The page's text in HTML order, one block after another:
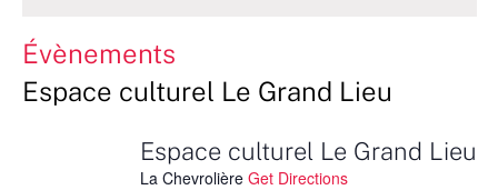
Évènements
Espace culturel Le Grand Lieu
Espace culturel Le Grand Lieu
La Chevrolière Get Directions